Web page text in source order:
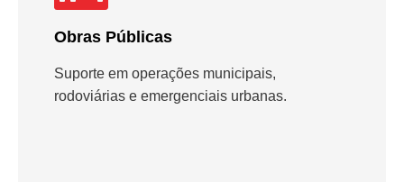
Obras Públicas
Suporte em operações municipais,
rodoviárias e emergenciais urbanas.